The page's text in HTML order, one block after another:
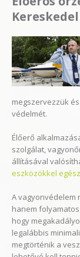
megszervezzük
védelmét.
Élőerő
szolgálat,
állításával
eszközökkel
A vagyonvédelem
hanem
hogy
legalábbis
megtörténik a